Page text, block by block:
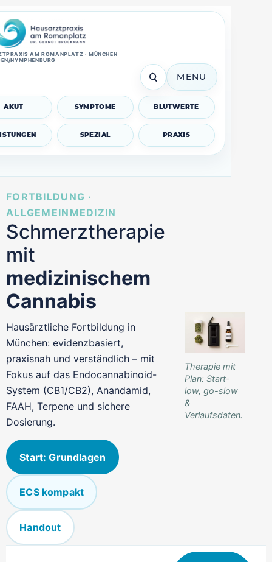
AM ROMANPLATZ · MÜNCHEN
NYMPHENBURG
AKUT SYMPTOME BLUTWERTE
SPEZIAL PRAXIS
MENÜ
FORTBILDUNG ·
ALLGEMEINMEDIZIN
Schmerztherapie
mit
medizinischem
Cannabis
Hausärztliche Fortbildung in
München: evidenzbasiert,
praxisnah und verständlich – mit
Fokus auf das Endocannabinoid-
System (CB1/CB2), Anandamid,
FAAH, Terpene und sichere
Dosierung.
Start: Grundlagen
ECS kompakt
Handout
Therapie mit
Plan: Start-
low, go-slow
&
Verlaufsdaten.